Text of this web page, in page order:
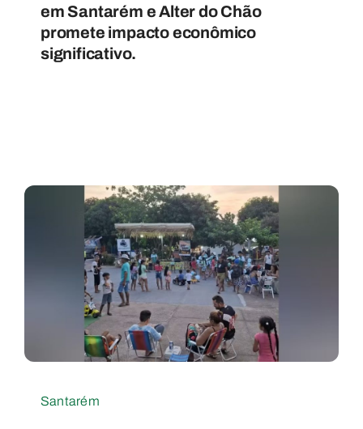
em Santarém e Alter do Chão
promete impacto econômico
significativo.
Santarém